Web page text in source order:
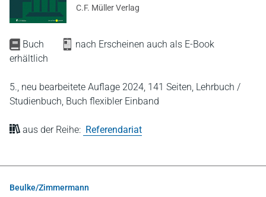
Buch
nach Erscheinen auch als E-Book
erhältlich
5., neu bearbeitete Auflage 2024, 141 Seiten, Lehrbuch /
Studienbuch, Buch flexibler Einband
aus der Reihe: Referendariat
C.F. Müller Verlag
Beulke/Zimmermann